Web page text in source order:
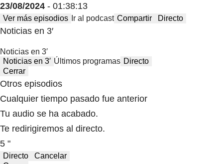
23/08/2024 - 01:38:13
Ver más episodios Ir al podcast Compartir Directo
Noticias en 3′
Noticias en 3′
Noticias en 3′ Últimos programas Directo
Cerrar
Otros episodios
Cualquier tiempo pasado fue anterior
Tu audio se ha acabado.
Te redirigiremos al directo.
5 "
Directo
Cancelar